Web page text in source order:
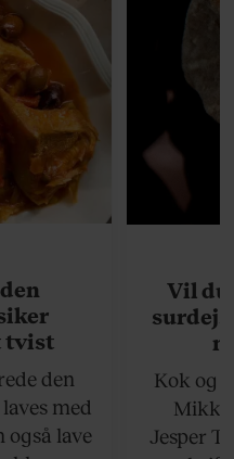
tvist
den
med
også lave
Vil du
Kok og
Jesper